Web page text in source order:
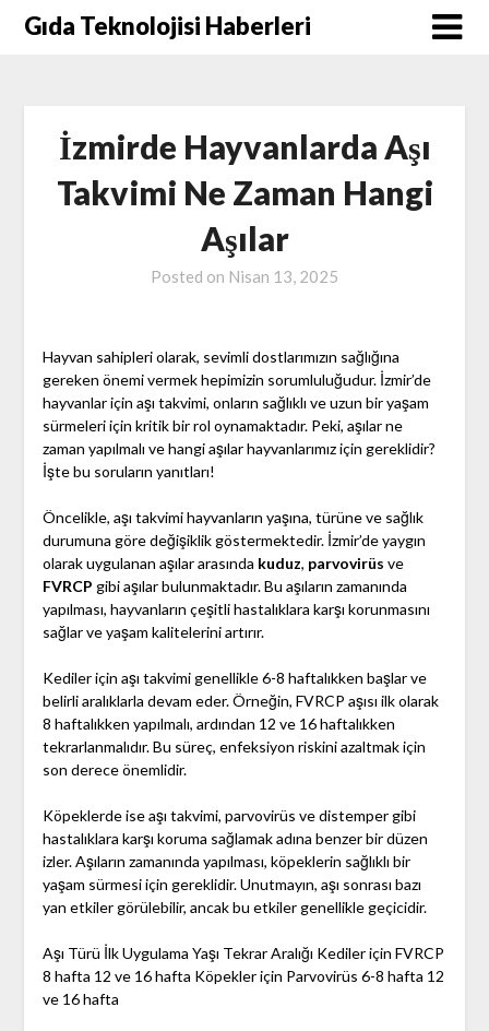
SkipGıda Teknolojisi Haberleri
İzmirde Hayvanlarda Aşı
Takvimi Ne Zaman Hangi
Aşılar
Posted on Nisan 13, 2025
Hayvan sahipleri olarak, sevimli dostlarımızın sağlığına
gereken önemi vermek hepimizin sorumluluğudur. İzmir’de
hayvanlar için aşı takvimi, onların sağlıklı ve uzun bir yaşam
sürmeleri için kritik bir rol oynamaktadır. Peki, aşılar ne
zaman yapılmalı ve hangi aşılar hayvanlarımız için gereklidir?
İşte bu soruların yanıtları!
Öncelikle, aşı takvimi hayvanların yaşına, türüne ve sağlık
durumuna göre değişiklik göstermektedir. İzmir’de yaygın
olarak uygulanan aşılar arasında kuduz, parvovirüs ve
FVRCP gibi aşılar bulunmaktadır. Bu aşıların zamanında
yapılması, hayvanların çeşitli hastalıklara karşı korunmasını
sağlar ve yaşam kalitelerini artırır.
Kediler için aşı takvimi genellikle 6-8 haftalıkken başlar ve
belirli aralıklarla devam eder. Örneğin, FVRCP aşısı ilk olarak
8 haftalıkken yapılmalı, ardından 12 ve 16 haftalıkken
tekrarlanmalıdır. Bu süreç, enfeksiyon riskini azaltmak için
son derece önemlidir.
Köpeklerde ise aşı takvimi, parvovirüs ve distemper gibi
hastalıklara karşı koruma sağlamak adına benzer bir düzen
izler. Aşıların zamanında yapılması, köpeklerin sağlıklı bir
yaşam sürmesi için gereklidir. Unutmayın, aşı sonrası bazı
yan etkiler görülebilir, ancak bu etkiler genellikle geçicidir.
Aşı Türü İlk Uygulama Yaşı Tekrar Aralığı Kediler için FVRCP
8 hafta 12 ve 16 hafta Köpekler için Parvovirüs 6-8 hafta 12
ve 16 hafta